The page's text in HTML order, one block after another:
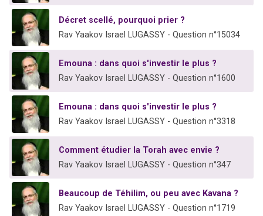
Décret scellé, pourquoi prier ?
Rav Yaakov Israel LUGASSY - Question n°15034
Emouna : dans quoi s'investir le plus ?
Rav Yaakov Israel LUGASSY - Question n°1600
Emouna : dans quoi s'investir le plus ?
Rav Yaakov Israel LUGASSY - Question n°3318
Comment étudier la Torah avec envie ?
Rav Yaakov Israel LUGASSY - Question n°347
Beaucoup de Téhilim, ou peu avec Kavana ?
Rav Yaakov Israel LUGASSY - Question n°1719